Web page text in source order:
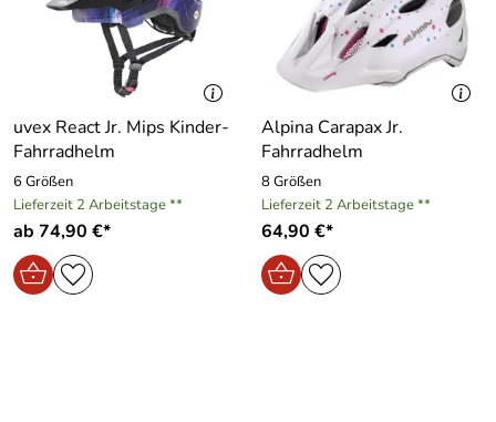
uvex React Jr. Mips Kinder-
Fahrradhelm
6 Größen
Lieferzeit 2 Arbeitstage **
ab 74,90 €*
Alpina Carapax Jr.
Fahrradhelm
8 Größen
Lieferzeit 2 Arbeitstage **
64,90 €*